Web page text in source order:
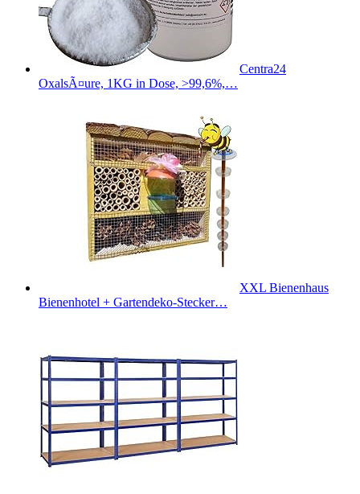
Centra24
OxalsÃ¤ure, 1KG in Dose, >99,6%,…
XXL Bienenhaus
Bienenhotel + Gartendeko-Stecker…